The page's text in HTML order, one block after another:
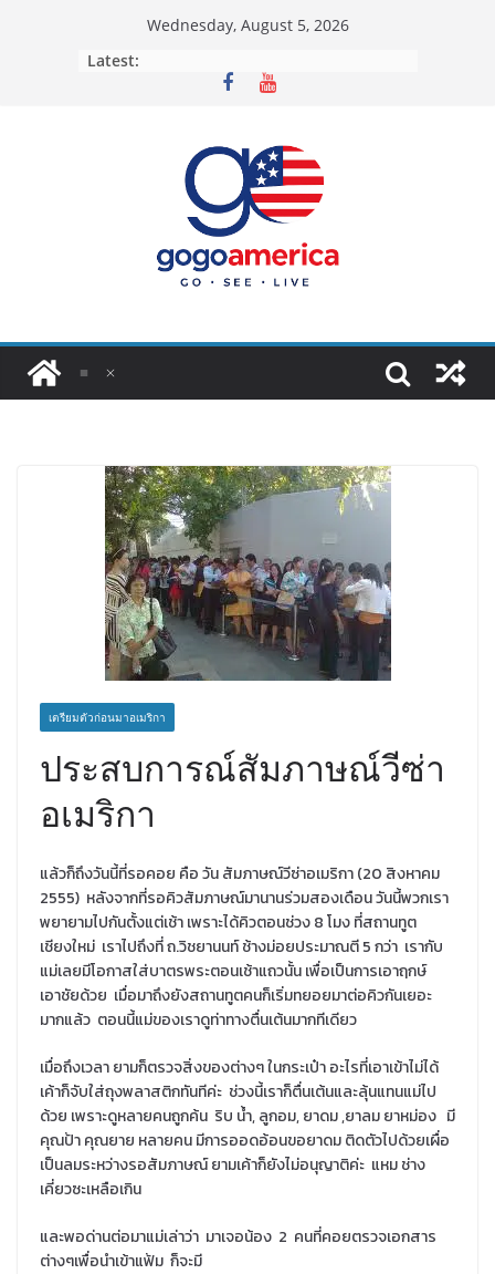
Wednesday, August 5, 2026
Latest:
เตรียมตัวก่อนมาอเมริกา
ประสบการณ์สัมภาษณ์วีซ่า
อเมริกา
แล้วก็ถึงวันนี้ที่รอคอย คือ วัน สัมภาษณ์วีซ่าอเมริกา (20 สิงหาคม
2555) หลังจากที่รอคิวสัมภาษณ์มานานร่วมสองเดือน วันนี้พวกเรา
พยายามไปกันตั้งแต่เช้า เพราะได้คิวตอนช่วง 8 โมง ที่สถานทูต
เชียงใหม่ เราไปถึงที่ ถ.วิชยานนท์ ช้างม่อยประมาณตี 5 กว่า เรากับ
แม่เลยมีโอกาสใส่บาตรพระตอนเช้าแถวนั้น เพื่อเป็นการเอาฤกษ์
เอาชัยด้วย เมื่อมาถึงยังสถานทูตคนก็เริ่มทยอยมาต่อคิวกันเยอะ
มากแล้ว ตอนนี้แม่ของเราดูท่าทางตื่นเต้นมากทีเดียว
เมื่อถึงเวลา ยามก็ตรวจสิ่งของต่างๆ ในกระเป๋า อะไรที่เอาเข้าไม่ได้
เค้าก็จับใส่ถุงพลาสติกทันทีค่ะ ช่วงนี้เราก็ตื่นเต้นและลุ้นแทนแม่ไป
ด้วย เพราะดูหลายคนถูกค้น ริบ น้ำ, ลูกอม, ยาดม ,ยาลม ยาหม่อง มี
คุณป้า คุณยาย หลายคน มีการออดอ้อนขอยาดม ติดตัวไปด้วยเผื่อ
เป็นลมระหว่างรอสัมภาษณ์ ยามเค้าก็ยังไม่อนุญาติค่ะ แหม ช่าง
เคี่ยวซะเหลือเกิน
และพอด่านต่อมาแม่เล่าว่า มาเจอน้อง 2 คนที่คอยตรวจเอกสาร
ต่างๆเพื่อนำเข้าแฟ้ม ก็จะมี